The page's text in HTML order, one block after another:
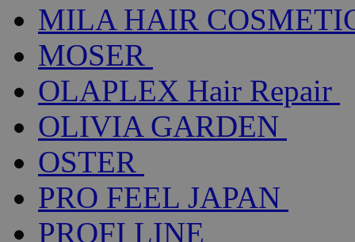
MILA HAIR
MOSER
OLAPLEX Hair Repair
OLIVIA GARDEN
OSTER
PRO FEEL JAPAN
PROFI LINE